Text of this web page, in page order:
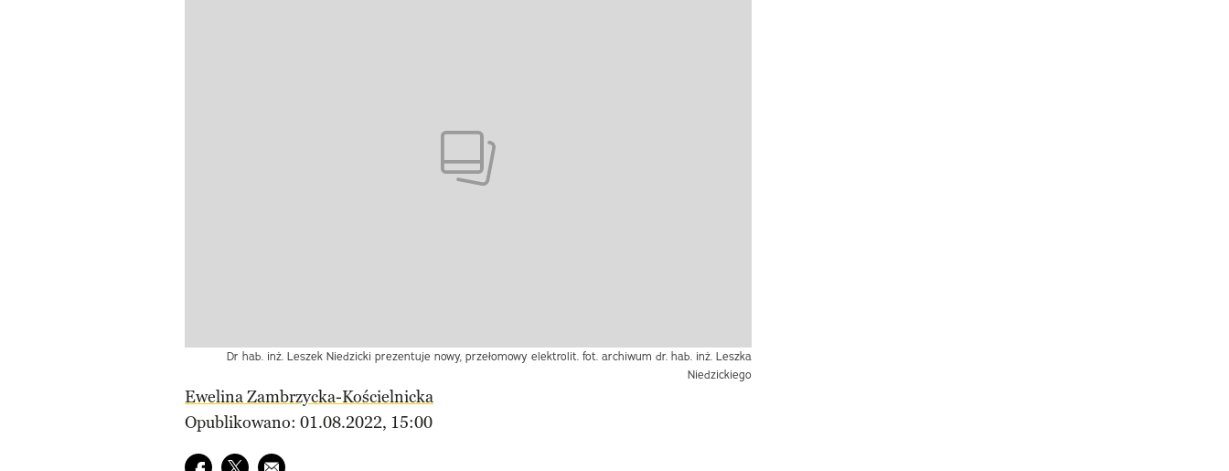
Dr hab. inż. Leszek Niedzicki prezentuje nowy, przełomowy elektrolit. fot. archiwum dr. hab. inż. Leszka
Niedzickiego
Ewelina Zambrzycka-Kościelnicka
Opublikowano: 01.08.2022, 15:00
Udostępnij na facebook
Udostępnij na twitter
E-mail do przyjaciela